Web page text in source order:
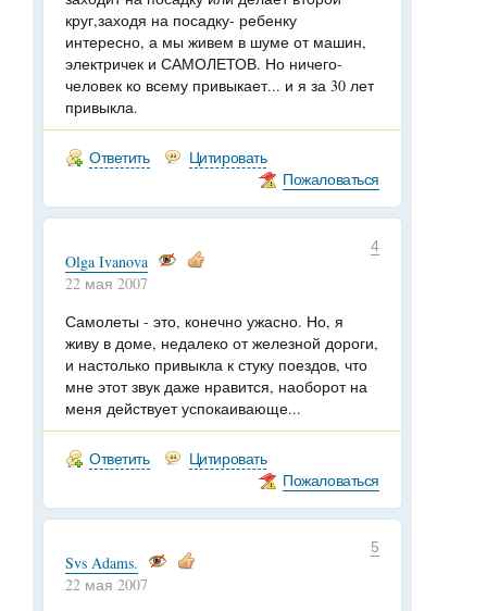
круг,заходя на посадку- ребенку
интересно, а мы живем в шуме от машин,
электричек и САМОЛЕТОВ. Но ничего-
человек ко всему привыкает... и я за 30 лет
привыкла.
Ответить
Цитировать
Пожаловаться
4
Olga Ivanova
22 мая 2007
Самолеты - это, конечно ужасно. Но, я
живу в доме, недалеко от железной дороги,
и настолько привыкла к стуку поездов, что
мне этот звук даже нравится, наоборот на
меня действует успокаивающе...
Ответить
Цитировать
Пожаловаться
5
Svs Adams.
22 мая 2007